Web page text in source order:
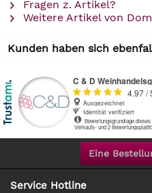
Fragen z. Artikel?
Weitere Artikel von
Kunden haben sich
Eine
Service Hotline